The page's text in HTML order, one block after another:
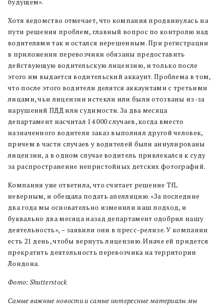
будущем».
Хотя ведомство отмечает, что компания продвинулась на
пути решения проблем, главный вопрос по контролю над
водителями так и остался нерешенным. При регистрации
в приложении перевозчики обязаны предоставить
действующую водительскую лицензию, и только после
этого им выдается водительский аккаунт. Проблема в том,
что после этого водители делятся аккаунтами с третьими
лицами, чьи лицензии истекли или были отозваны из-за
нарушений ПДД или судимости. За два месяца
департамент насчитал 14 000 случаев, когда вместо
назначенного водителя заказ выполнял другой человек,
причем в части случаев у водителей были аннулированы
лицензии, а в одном случае водитель привлекался к суду
за распространение непристойных детских фотографий.
Компания уже ответила, что считает решение TfL
неверным, и обещала подать апелляцию. «За последние
два года мы основательно изменили наш подход, и
буквально два месяца назад департамент одобрил нашу
деятельность», – заявили они в пресс-релизе. У компании
есть 21 день, чтобы вернуть лицензию. Иначе ей придется
прекратить деятельность перевозчика на территории
Лондона.
Фото: Shutterstock
Самые важные новости и самые интересные материалы мы